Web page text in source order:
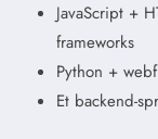
JavaScript +
frameworks
Python +
Et backend-